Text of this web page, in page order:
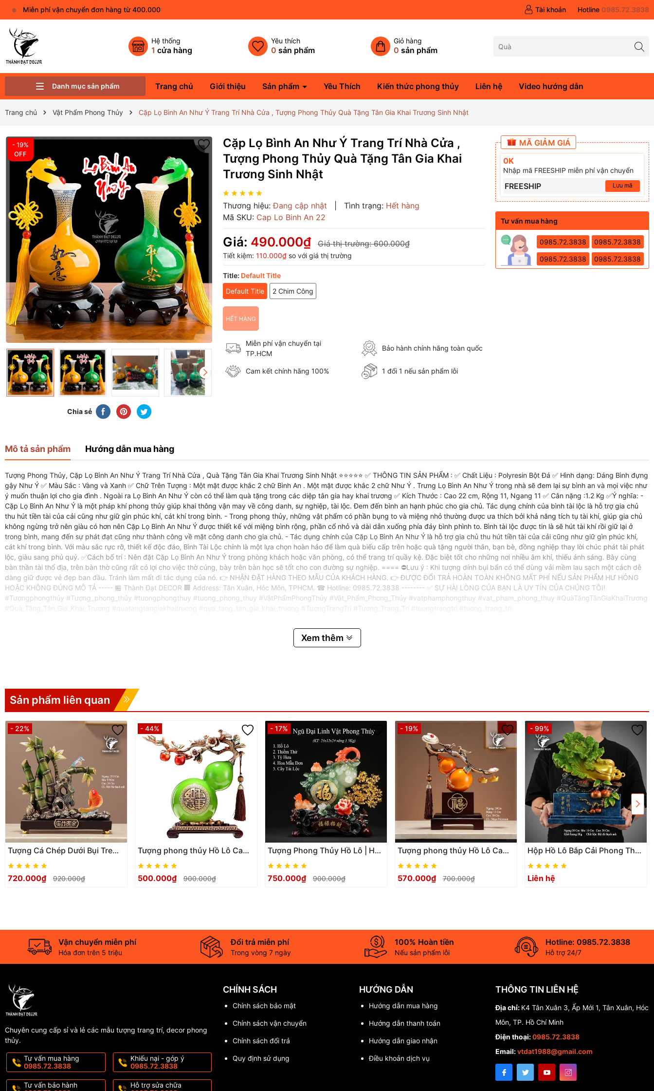
Miễn phí vận chuyển đơn hàng từ 400.000 Tài khoản Hotline 0985.72.3838
Hệ thống
1 cửa hàng
Yêu thích
0 sản phẩm
Giỏ hàng
0 sản phẩm
Danh mục sản phẩm Trang chủ Giới thiệu Sản phẩm Yêu Thích Kiến thức phong thủy Liên hệ Video hướng dẫn
Trang chủ Vật Phẩm Phong Thủy Cặp Lọ Bình An Như Ý Trang Trí Nhà Cửa , Tượng Phong Thủy Quà Tặng Tân Gia Khai Trương Sinh Nhật
- 19%
OFF
Chia sẻ
Cặp Lọ Bình An Như Ý Trang Trí Nhà Cửa ,
Tượng Phong Thủy Quà Tặng Tân Gia Khai
Trương Sinh Nhật
Thương hiệu: Đang cập nhật Tình trạng: Hết hàng
Mã SKU: Cap Lo Binh An 22
Giá: 490.000₫ Giá thị trường:600.000₫
Tiết kiệm: 110.000₫ so với giá thị trường
Title: Default Title
Default Title
2 Chim Công
HẾT HÀNG
Miễn phí vận chuyển tại
TP.HCM
Bảo hành chính hãng toàn quốc
Cam kết chính hãng 100% 1 đổi 1 nếu sản phẩm lỗi
MÃ GIẢM GIÁ
0K
Nhập mã FREESHIP miễn phí vận chuyển
FREESHIP Lưu mã
Tư vấn mua hàng
0985.72.3838 0985.72.3838
0985.72.3838 0985.72.3838
Mô tả sản phẩm Hướng dẫn mua hàng
Tượng Phong Thủy, Cặp Lọ Bình An Như Ý Trang Trí Nhà Cửa , Quà Tặng Tân Gia Khai Trương Sinh Nhật ⭐⭐⭐⭐⭐ ✅ THÔNG TIN SẢN PHẨM : ✅ Chất Liệu : Polyresin Bột Đá ✅ Hình dạng: Dáng Bình đựng
gậy Như Ý ✅ Màu Sắc : Vàng và Xanh ✅ Chữ Trên Tượng : Một mặt được khắc 2 chữ Bình An . Một mặt được khắc 2 chữ Như Ý . Trưng Lọ Bình An Như Ý trong nhà sẽ đem lại sự bình an và mọi việc như
ý muốn thuận lợi cho gia đình . Ngoài ra Lọ Bình An Như Ý còn có thể làm quà tặng trong các diệp tân gia hay khai trương ✅ Kích Thước : Cao 22 cm, Rộng 11, Ngang 11 ✅ Cân nặng :1.2 Kg ✅Ý nghĩa: -
Cặp Lọ Bình An Như Ý là một pháp khí phong thủy giúp khai thông vận may về công danh, sự nghiệp, tài lộc. Đem đến bình an hạnh phúc cho gia chủ. Tác dụng chính của bình tài lộc là hỗ trợ gia chủ
thu hút tiền tài của cải cũng như giữ gìn phúc khí, cát khí trong bình. - Trong phong thủy, những vật phẩm có phần bụng to và miệng nhỏ thường được ưa thích bởi khả năng tích tụ tài khí, giúp gia chủ
không ngừng trở nên giàu có hơn nên Cặp Lọ Bình An Như Ý được thiết kế với miệng bình rộng, phần cổ nhỏ và dài dẫn xuống phía đáy bình phình to. Bình tài lộc được tin là sẽ hút tài khí rồi giữ lại ở
trong bình, mang đến sự phát đạt cũng như thành công về mặt công danh cho gia chủ. - Tác dụng chính của Cặp Lọ Bình An Như Ý là hỗ trợ gia chủ thu hút tiền tài của cải cũng như giữ gìn phúc khí,
cát khí trong bình. Với màu sắc rực rỡ, thiết kế độc đáo, Bình Tài Lộc chính là một lựa chọn hoàn hảo để làm quà biếu cấp trên hoặc quà tặng người thân, bạn bè, đồng nghiệp thay lời chúc phát tài phát
lộc, giàu sang phú quý. ✅Cách bố trí : Nên đặt Cặp Lọ Bình An Như Ý trong phòng khách hoặc văn phòng, có thể trang trí quầy kệ. Đặc biệt tốt cho những nơi nhiều âm khí, thiếu ánh sáng. Bày cùng
bàn thần tài thổ địa, trên bàn thờ cũng rất có lợi cho việc thờ cúng, bày trên bàn học sẽ tốt cho con đường sự nghiệp. ==== ⛔Lưu ý : Khi tượng dính bụi bẩn có thể dùng vải mềm lau sạch một cách dễ
dàng giữ được vẻ đẹp ban đầu. Tránh làm mất đi tác dụng của nó. 👉 NHẬN ĐẶT HÀNG THEO MẪU CỦA KHÁCH HÀNG. 👉 ĐƯỢC ĐỔI TRẢ HOÀN TOÀN KHÔNG MẤT PHÍ NẾU SẢN PHẨM HƯ HỎNG
HOẶC KHÔNG ĐÚNG MÔ TẢ ----- 🏪 Thành Đạt DECOR 🏢 Address: Tân Xuân, Hóc Môn, TPHCM. ☎ Hotline: 0985.72.3838 -------- ✅ SỰ HÀI LÒNG CỦA BẠN LÀ UY TÍN CỦA CHÚNG TÔI!
#Tượngphongthủy #Tượng_phong_thủy #tuongphongthuy #tuong_phong_thuy #VậtPhẩmPhongThủy #Vật_Phẩm_Phong_Thủy #vatphamphongthuy #vat_pham_phong_thuy #QuàTặngTânGiaKhaiTrương
#Quà_Tặng_Tân_Gia_Khai_Trương #quatangtangiakhaitruong #qua_tang_tan_gia_khai_truong #TượngTrangTrí #Tượng_Trang_Trí #tuongtrangtri #tuong_trang_tri
Xem thêm
Sản phẩm liên quan
- 22%
Tượng Cá Chép Dưới Bụi Tre
Decor Phong Thủy Trang Trí
Khai TrươngSinh Nhật
720.000₫ 920.000₫
- 44%
Tượng phong thủy Hồ Lô Cam
Cành Hồng Chim Sẽ Phú Quý
gia , khai trương
500.000₫ 900.000₫
- 17%
Tượng Phong Thủy Hồ Lô | Hoa
Mẫu Đơn | Thiềm Thừ | Tỳ Hưu |
Thủy
750.000₫ 900.000₫
- 19%
Tượng phong thủy Hồ Lô Cam
Trượng Như Ý Treo Vàng Phú
tân gia , khai trương
570.000₫ 700.000₫
- 99%
Hộp Hồ Lô Bắp Cải Phong Thủy
Size 38, Quà Tặng Tân Gia,
Trí Decor Nhà Cửa
Liên hệ
Vận chuyển miễn phí
Hóa đơn trên 5 triệu
Đổi trả miễn phí
Trong vòng 7 ngày
100% Hoàn tiền
Nếu sản phẩm lỗi
Hotline: 0985.72.3838
Hỗ trợ 24/7
Chuyên cung cấp sỉ và lẻ các mẫu tượng trang trí, decor phong
thủy.
Tư vấn mua hàng
0985.72.3838
Khiếu nại - góp ý
0985.72.3838
Tư vấn bảo hành
Hỗ trợ sửa chữa
CHÍNH SÁCH
Chính sách bảo mật
Chính sách vận chuyển
Chính sách đổi trả
Quy định sử dụng
HƯỚNG DẪN
Hướng dẫn mua hàng
Hướng dẫn thanh toán
Hướng dẫn giao nhận
Điều khoản dịch vụ
THÔNG TIN LIÊN HỆ
Địa chỉ: K4 Tân Xuân 3, Ấp Mới 1, Tân Xuân, Hóc
Môn, TP. Hồ Chí Minh
Điện thoại:0985.72.3838
Email:vtdat1988@gmail.com